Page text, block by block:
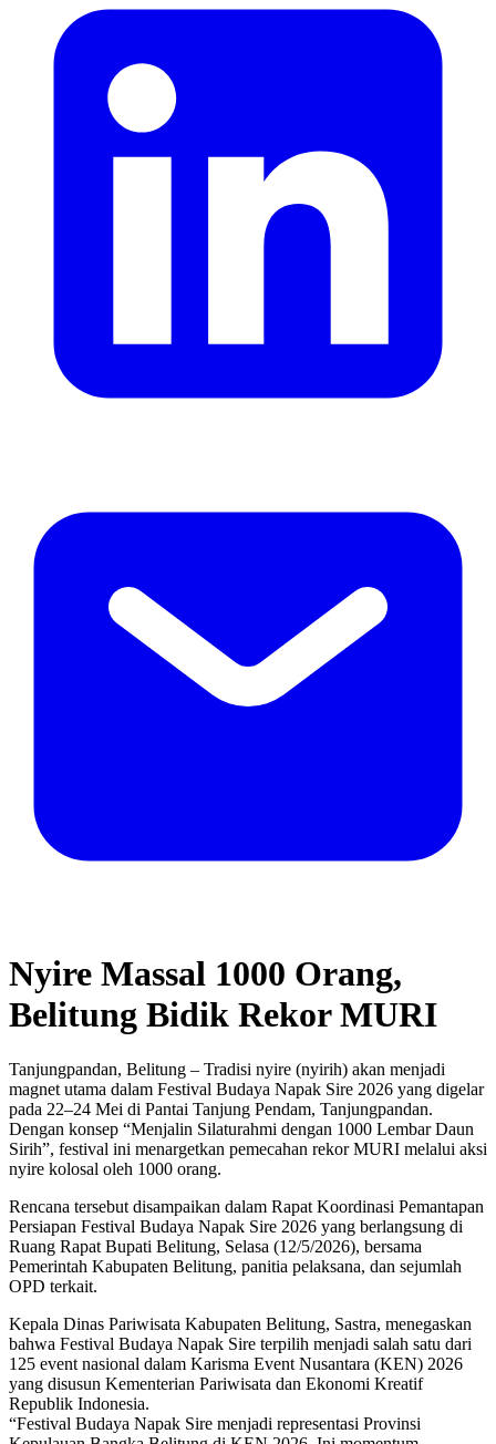
Nyire Massal 1000 Orang,
Belitung Bidik Rekor MURI
Tanjungpandan, Belitung – Tradisi nyire (nyirih) akan menjadi
magnet utama dalam Festival Budaya Napak Sire 2026 yang digelar
pada 22–24 Mei di Pantai Tanjung Pendam, Tanjungpandan.
Dengan konsep “Menjalin Silaturahmi dengan 1000 Lembar Daun
Sirih”, festival ini menargetkan pemecahan rekor MURI melalui aksi
nyire kolosal oleh 1000 orang.
Rencana tersebut disampaikan dalam Rapat Koordinasi Pemantapan
Persiapan Festival Budaya Napak Sire 2026 yang berlangsung di
Ruang Rapat Bupati Belitung, Selasa (12/5/2026), bersama
Pemerintah Kabupaten Belitung, panitia pelaksana, dan sejumlah
OPD terkait.
Kepala Dinas Pariwisata Kabupaten Belitung, Sastra, menegaskan
bahwa Festival Budaya Napak Sire terpilih menjadi salah satu dari
125 event nasional dalam Karisma Event Nusantara (KEN) 2026
yang disusun Kementerian Pariwisata dan Ekonomi Kreatif
Republik Indonesia.
“Festival Budaya Napak Sire menjadi representasi Provinsi